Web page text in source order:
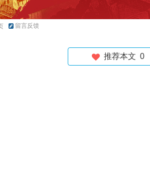
留言反馈
推荐本文 0